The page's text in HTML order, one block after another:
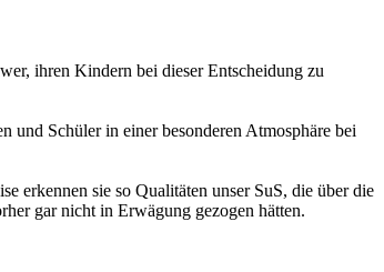
ihren Kindern bei dieser Entscheidung zu
Schüler in einer besonderen Atmosphäre bei
erkennen sie so Qualitäten unser SuS, die über die
gar nicht in Erwägung gezogen hätten.